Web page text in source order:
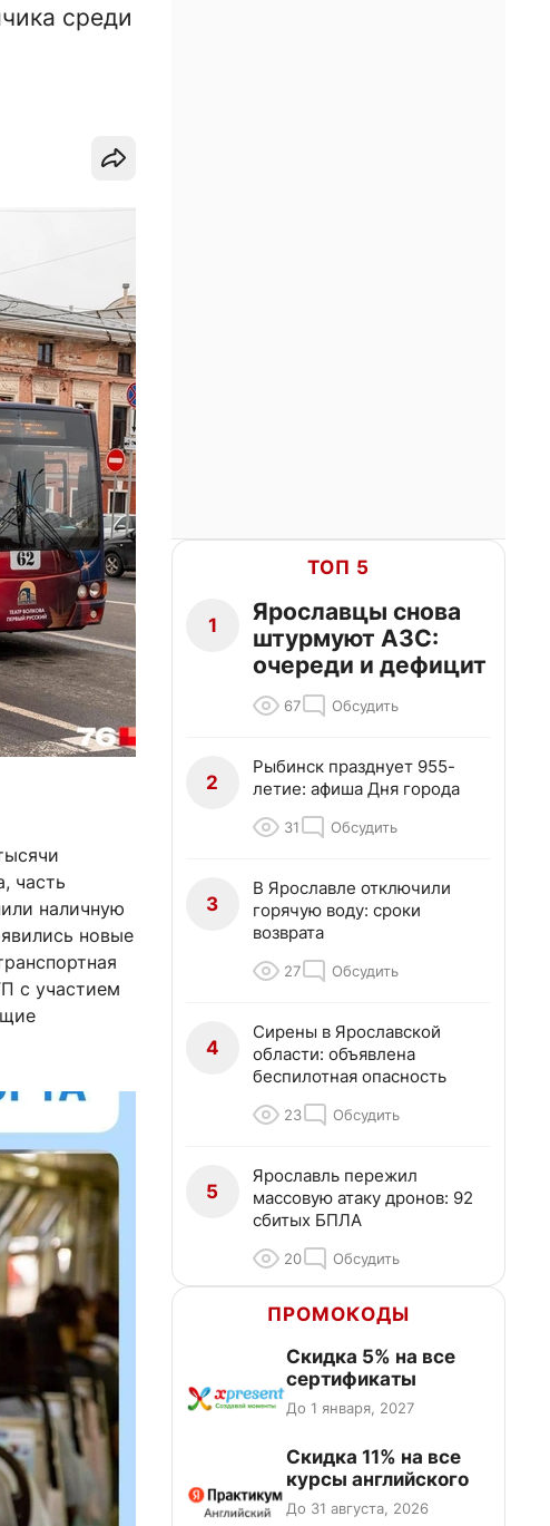
среди
часть
наличную
новые
с участием
ТОП 5
1
Ярославцы снова
штурмуют АЗС:
очереди и дефицит
67 Обсудить
2
Рыбинск празднует 955-
летие: афиша Дня города
31 Обсудить
3
В Ярославле отключили
горячую воду: сроки
возврата
27 Обсудить
4
Сирены в Ярославской
области: объявлена
беспилотная опасность
23 Обсудить
5
Ярославль пережил
массовую атаку дронов: 92
сбитых БПЛА
20 Обсудить
ПРОМОКОДЫ
Скидка 5% на все
сертификаты
До 1 января, 2027
Скидка 11% на все
курсы английского
До 31 августа, 2026